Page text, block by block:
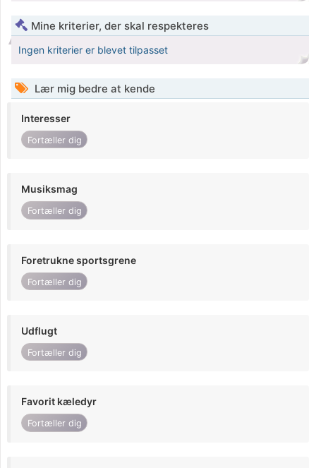
Mine kriterier, der skal respekteres
Ingen kriterier er blevet tilpasset
Lær mig bedre at kende
Interesser
Fortæller dig
Musiksmag
Fortæller dig
Foretrukne sportsgrene
Fortæller dig
Udflugt
Fortæller dig
Favorit kæledyr
Fortæller dig